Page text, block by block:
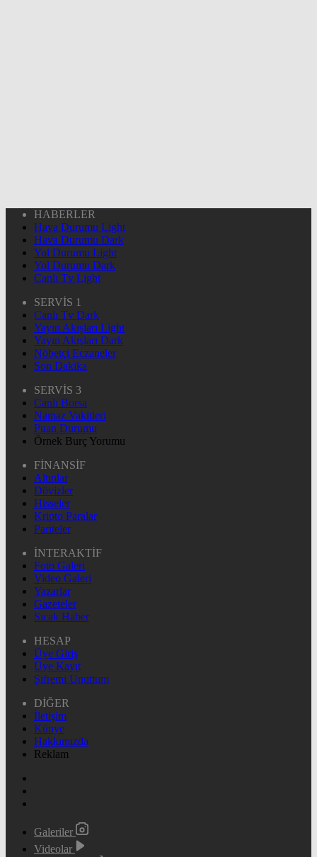
HABERLER
Hava Durumu Light
Hava Durumu Dark
Yol Durumu Light
Yol Durumu Dark
Canlı Tv Light
SERVİS 1
Canlı Tv Dark
Yayın Akışları Light
Yayın Akışları Dark
Nöbetçi Eczaneler
Son Dakika
SERVİS 3
Canlı Borsa
Namaz Vakitleri
Puan Durumu
Örnek Burç Yorumu
FİNANSİF
Altınlar
Dövizler
Hisseler
Kripto Paralar
Pariteler
İNTERAKTİF
Foto Galeri
Video Galeri
Yazarlar
Gazeteler
Sıcak Haber
HESAP
Üye Giriş
Üye Kayıt
Şifremi Unuttum
DİĞER
İletişim
Künye
Hakkımızda
Reklam
Galeriler
Videolar